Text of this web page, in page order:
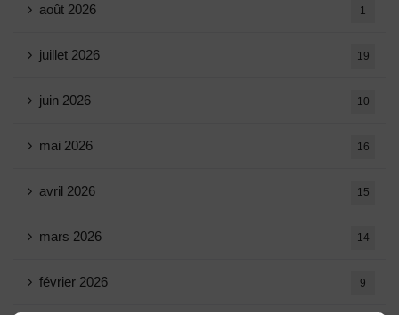
août 2026 1
juillet 2026 19
juin 2026 10
mai 2026 16
avril 2026 15
mars 2026 14
février 2026 9